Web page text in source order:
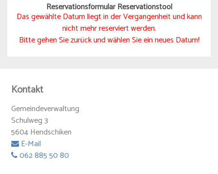
Reservationsformular Reservationstool
Das gewählte Datum liegt in der Vergangenheit und kann
nicht mehr reserviert werden.
Bitte gehen Sie zurück und wählen Sie ein neues Datum!
Kontakt
Gemeindeverwaltung
Schulweg 3
5604 Hendschiken
E-Mail
062 885 50 80